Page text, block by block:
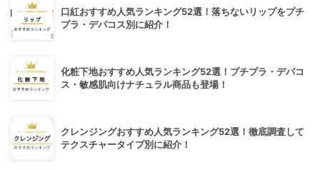
口紅おすすめ人気ランキング52選！落ちないリップをプチ
プラ・デパコス別に紹介！
化粧下地おすすめ人気ランキング52選！プチプラ・デパコ
ス・敏感肌向けナチュラル商品も登場！
クレンジングおすすめ人気ランキング52選！徹底調査して
テクスチャータイプ別に紹介！